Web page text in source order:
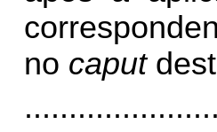
no caput